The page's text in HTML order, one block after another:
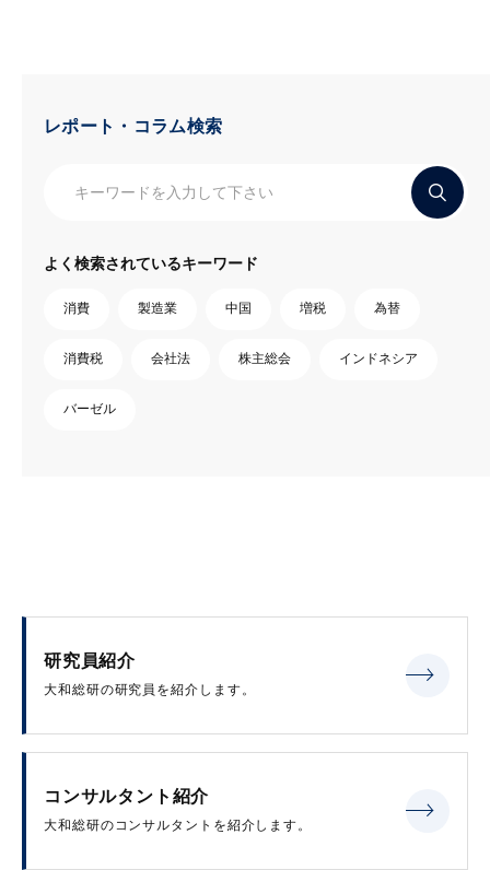
レポート・コラム検索
よく検索されているキーワード
消費 製造業 中国 増税 為替
消費税 会社法 株主総会 インドネシア
バーゼル
研究員紹介
大和総研の研究員を紹介します。
コンサルタント紹介
大和総研のコンサルタントを紹介します。